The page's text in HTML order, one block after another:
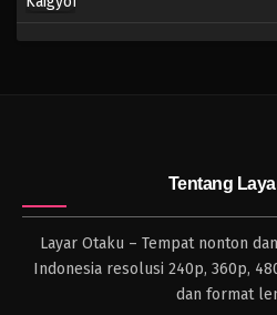
Tentang
Layar Otaku – Tempat nonton
Indonesia resolusi 240p, 360p,
dan format